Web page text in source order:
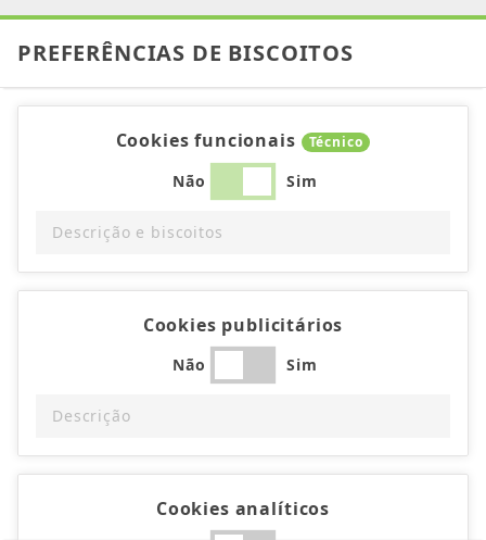
PREFERÊNCIAS DE BISCOITOS
Cookies funcionais Técnico
Não Sim
Descrição e biscoitos
Cookies publicitários
Não Sim
Descrição
Cookies analíticos